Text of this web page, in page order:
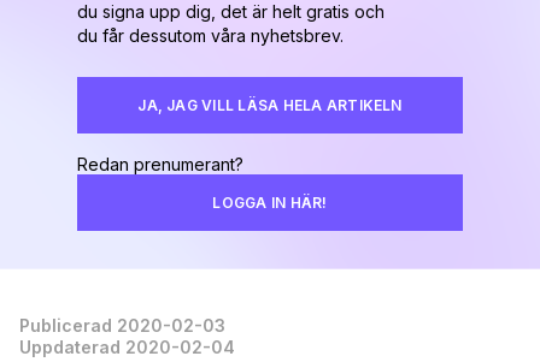
du signa upp dig, det är helt gratis och
du får dessutom våra nyhetsbrev.
JA, JAG VILL LÄSA HELA ARTIKELN
Redan prenumerant?
LOGGA IN HÄR!
Publicerad 2020-02-03
Uppdaterad 2020-02-04